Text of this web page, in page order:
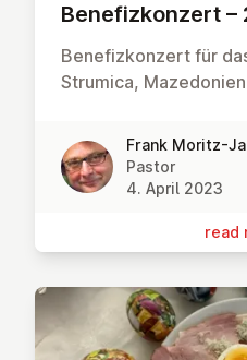
Be­ne­f­izkonzert –
Benefizkonzert für
Strumica, Mazedonien
Frank Moritz-
Pastor
4. April 2023
read